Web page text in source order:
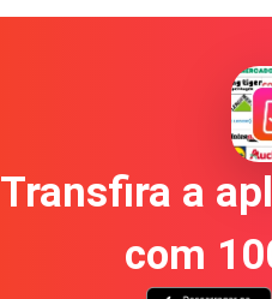
Transfira a
com